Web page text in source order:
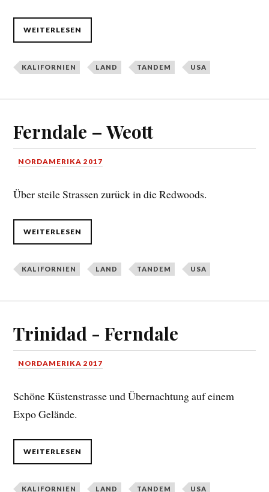
WEITERLESEN
KALIFORNIEN LAND TANDEM USA
Ferndale – Weott
NORDAMERIKA 2017
Über steile Strassen zurück in die Redwoods.
WEITERLESEN
KALIFORNIEN LAND TANDEM USA
Trinidad - Ferndale
NORDAMERIKA 2017
Schöne Küstenstrasse und Übernachtung auf einem
Expo Gelände.
WEITERLESEN
KALIFORNIEN LAND TANDEM USA